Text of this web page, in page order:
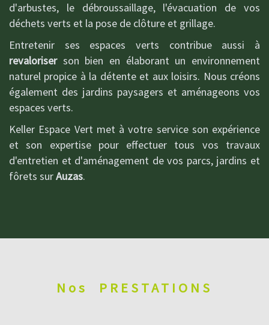
d'arbustes, le débroussaillage, l'évacuation de vos
déchets verts et la pose de clôture et grillage.
Entretenir ses espaces verts contribue aussi à
revaloriserson bien en élaborant un environnement
naturel propice à la détente et aux loisirs. Nous créons
également des jardins paysagers et aménageons vos
espaces verts.
Keller Espace Vert met à votre service son expérience
et son expertise pour effectuer tous vos travaux
d'entretien et d'aménagement de vos parcs, jardins et
fôrets surAuzas.
Nos PRESTATIONS